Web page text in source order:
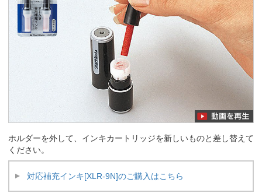
ホルダーを外して、インキカートリッジを新しいものと差し替えて
ください。
対応補充インキ[XLR-9N]のご購入はこちら